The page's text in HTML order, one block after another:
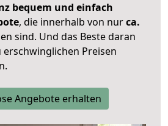
bequem und einfach
, die innerhalb von nurca.
sind. Und das Beste daran
erschwinglichen Preisen
Angebote erhalten